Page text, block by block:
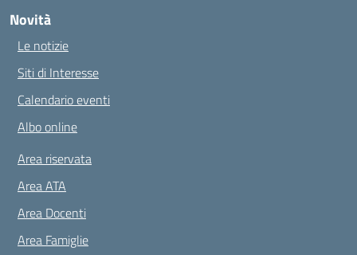
Novità
Le notizie
Siti di Interesse
Calendario eventi
Albo online
Area riservata
Area ATA
Area Docenti
Area Famiglie